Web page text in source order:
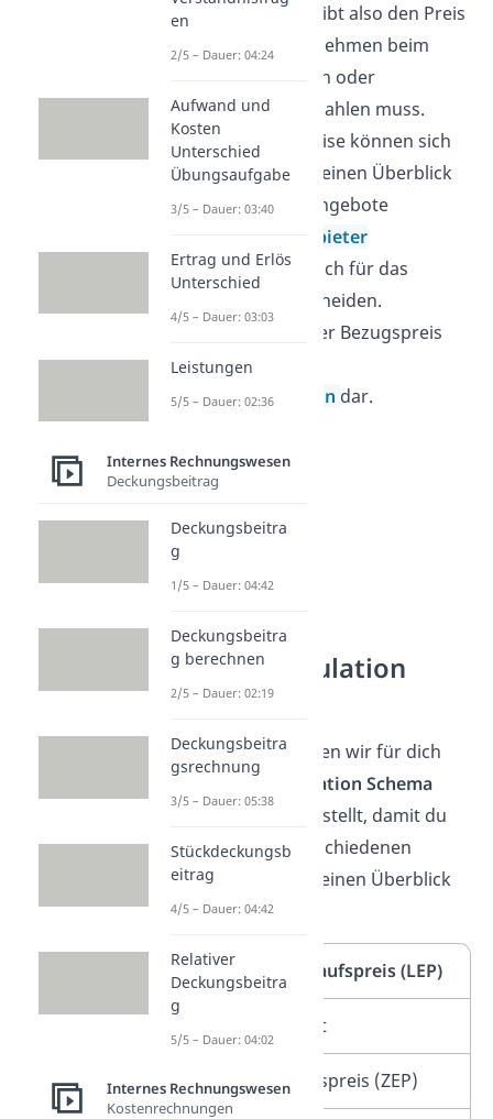
Der Bezugspreis gibt also den Preis
an, den ein Unternehmen beim
Einkauf von Gütern oder
Dienstleistungen zahlen muss.
Mithilfe dieser Preise können sich
die Unternehmen einen Überblick
verschaffen, die Angebote
Anbieter
vergleichenund sich für das
Geeignetste entscheiden.
Außerdem stellt der Bezugspreis
die Basis für die
Handelskalkulation dar.
Bezugskalkulation
Schema
Im Folgenden haben wir für dich
das
Bezugskalkulation Schema
anschaulich dargestellt, damit du
selbst bei den verschiedenen
Preisarten immer einen Überblick
behältst.
Listeneinkaufspreis (LEP)
Lieferrabatt
= Zieleinkaufspreis (ZEP)
en
2/5 – Dauer: 04:24
Aufwand und
Kosten
Unterschied
Übungsaufgabe
3/5 – Dauer: 03:40
Ertrag und Erlös
Unterschied
4/5 – Dauer: 03:03
Leistungen
5/5 – Dauer: 02:36
Internes Rechnungswesen
Deckungsbeitrag
Deckungsbeitra
g
1/5 – Dauer: 04:42
Deckungsbeitra
g berechnen
2/5 – Dauer: 02:19
Deckungsbeitra
gsrechnung
3/5 – Dauer: 05:38
Stückdeckungsb
eitrag
4/5 – Dauer: 04:42
Relativer
Deckungsbeitra
g
5/5 – Dauer: 04:02
Internes Rechnungswesen
Kostenrechnungen